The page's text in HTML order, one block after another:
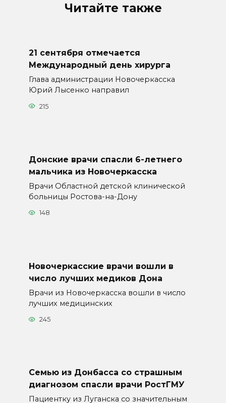
Читайте также
21 сентября отмечается
Международный день хирурга
Глава администрации Новочеркасска
Юрий Лысенко направил
215
Донские врачи спасли 6-летнего
мальчика из Новочеркасска
Врачи Областной детской клинической
больницы Ростова-на-Дону
148
Новочеркасские врачи вошли в
число лучших медиков Дона
Врачи из Новочеркасска вошли в число
лучших медицинских
245
Семью из Донбасса со страшным
диагнозом спасли врачи РостГМУ
Пациентку из Луганска со значительным